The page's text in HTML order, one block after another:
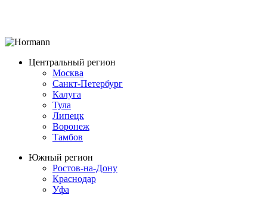
Центральный регион
Москва
Санкт-Петербург
Калуга
Тула
Липецк
Воронеж
Тамбов
Южный регион
Ростов-на-Дону
Краснодар
Уфа